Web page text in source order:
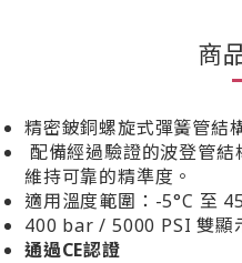
商
精密鈹銅螺旋式彈簧管結
配備經過驗證的波登管
維持可靠的精準度。
適用溫度範圍：-5°C 至
400 bar / 5000 PSI 雙顯
通過CE認證